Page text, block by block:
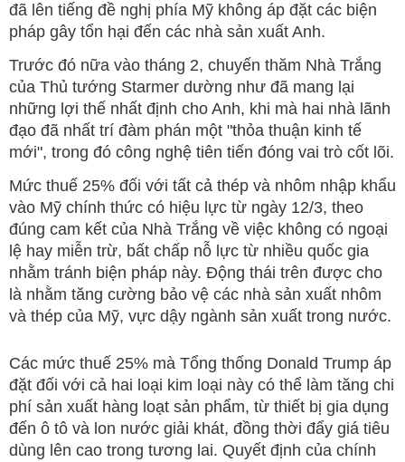
đã lên tiếng đề nghị phía Mỹ không áp đặt các biện
pháp gây tổn hại đến các nhà sản xuất Anh.
Trước đó nữa vào tháng 2, chuyến thăm Nhà Trắng
của Thủ tướng Starmer dường như đã mang lại
những lợi thế nhất định cho Anh, khi mà hai nhà lãnh
đạo đã nhất trí đàm phán một "thỏa thuận kinh tế
mới", trong đó công nghệ tiên tiến đóng vai trò cốt lõi.
Mức thuế 25% đối với tất cả thép và nhôm nhập khẩu
vào Mỹ chính thức có hiệu lực từ ngày 12/3, theo
đúng cam kết của Nhà Trắng về việc không có ngoại
lệ hay miễn trừ, bất chấp nỗ lực từ nhiều quốc gia
nhằm tránh biện pháp này. Động thái trên được cho
là nhằm tăng cường bảo vệ các nhà sản xuất nhôm
và thép của Mỹ, vực dậy ngành sản xuất trong nước.
Các mức thuế 25% mà Tổng thống Donald Trump áp
đặt đối với cả hai loại kim loại này có thể làm tăng chi
phí sản xuất hàng loạt sản phẩm, từ thiết bị gia dụng
đến ô tô và lon nước giải khát, đồng thời đẩy giá tiêu
dùng lên cao trong tương lai. Quyết định của chính